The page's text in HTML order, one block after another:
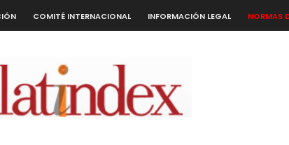
COMITÉ INTERNACIONAL INFORMACIÓN LEGAL NORMAS